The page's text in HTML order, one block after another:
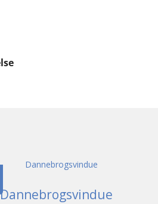
Dannebrogsvindue